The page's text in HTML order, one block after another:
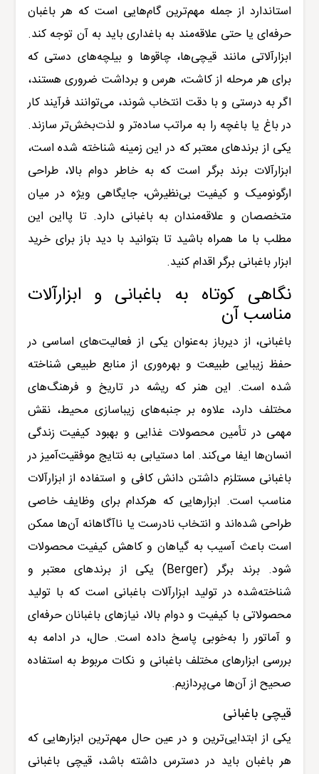
استاندارد از جمله مهم‌ترین گام‌هایی است که هر باغبان
حرفه‌ای یا حتی علاقه‌مند به باغداری باید به آن توجه کند.
ابزارآلاتی مانند قیچی‌ها، چاقوها و بیلچه‌های دستی که
برای هر مرحله از کاشت، هرس و برداشت ضروری هستند،
اگر به درستی و با دقت انتخاب شوند، می‌توانند فرآیند کار
در باغ یا باغچه را به مراتب ساده‌تر و لذت‌بخش‌تر سازند.
یکی از برندهای معتبر که در این زمینه شناخته شده است،
ابزارآلات برند برگر است که به خاطر دوام بالا، طراحی
ارگونومیک و کیفیت بی‌نظیرش، جایگاهی ویژه در میان
متخصصان و علاقه‌مندان به باغبانی دارد. تا پااین این
مطلب با ما همراه باشید تا بتوانید با دید باز برایخرید
ابزار باغبانی برگر اقدام کنید.
نگاهی کوتاه به باغبانی و ابزارآلات
مناسب آن
باغبانی، از دیرباز به‌عنوان یکی از فعالیت‌های اساسی در
حفظ زیبایی طبیعت و بهره‌وری از منابع طبیعی شناخته
شده است. این هنر که ریشه در تاریخ و فرهنگ‌های
مختلف دارد، علاوه بر جنبه‌های زیباسازی محیط، نقش
مهمی در تأمین محصولات غذایی و بهبود کیفیت زندگی
انسان‌ها ایفا می‌کند. اما دستیابی به نتایج موفقیت‌آمیز در
باغبانی مستلزم داشتن دانش کافی و استفاده از ابزارآلات
مناسب است. ابزارهایی که هرکدام برای وظایف خاصی
طراحی شده‌اند و انتخاب نادرست یا ناآگاهانه آن‌ها ممکن
است باعث آسیب به گیاهان و کاهش کیفیت محصولات
شود. برند برگر(Berger) یکی از برندهای معتبر و
شناخته‌شده در تولید ابزارآلات باغبانی است که با تولید
محصولاتی با کیفیت و دوام بالا، نیازهای باغبانان حرفه‌ای
و آماتور را به‌خوبی پاسخ داده است. حال، در ادامه به
بررسی ابزارهای مختلف باغبانی و نکات مربوط به استفاده
صحیح از آن‌ها می‌پردازیم.
قیچی باغبانی
یکی از ابتدایی‌ترین و در عین حال مهم‌ترین ابزارهایی که
هر باغبان باید در دسترس داشته باشد، قیچی باغبانی